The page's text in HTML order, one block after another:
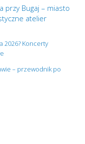
przy Bugaj – miasto
atelier
2026? Koncerty
– przewodnik po